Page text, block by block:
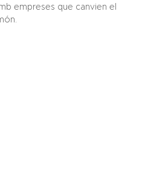
empreses que canvien el